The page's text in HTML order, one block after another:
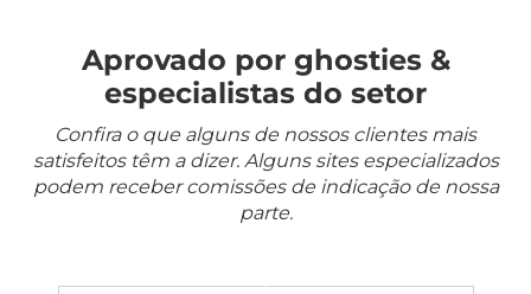
Aprovado por ghosties &
especialistas do setor
Confira o que alguns de nossos clientes mais
satisfeitos têm a dizer. Alguns sites especializados
podem receber comissões de indicação de nossa
parte.